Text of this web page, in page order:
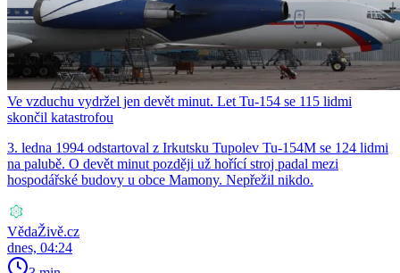
Ve vzduchu vydržel jen devět minut. Let Tu-154 se 115 lidmi
skončil katastrofou
3. ledna 1994 odstartoval z Irkutsku Tupolev Tu-154M se 124 lidmi
na palubě. O devět minut později už hořící stroj padal mezi
hospodářské budovy u obce Mamony. Nepřežil nikdo.
VědaŽivě.cz
dnes, 04:24